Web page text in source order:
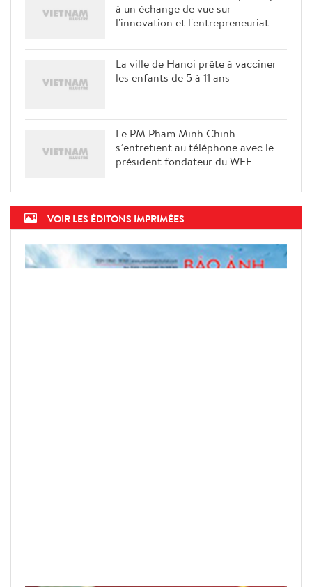
à un échange de vue sur
l'innovation et l'entrepreneuriat
La ville de Hanoi prête à vacciner
les enfants de 5 à 11 ans
Le PM Pham Minh Chinh
s’entretient au téléphone avec le
président fondateur du WEF
VOIR LES ÉDITONS IMPRIMÉES